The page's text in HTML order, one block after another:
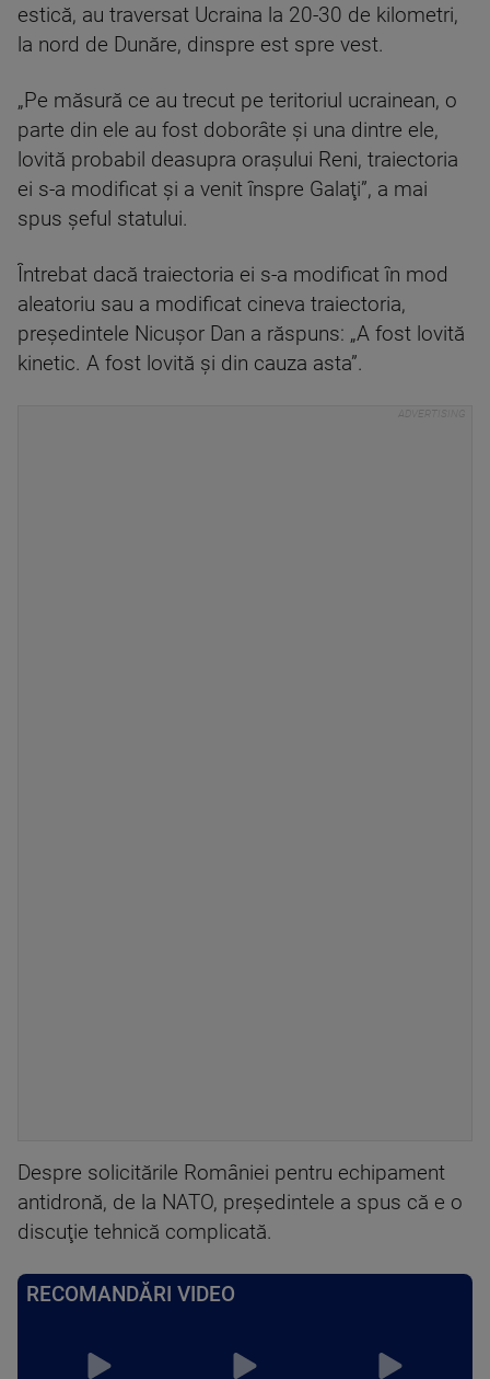
estică, au traversat Ucraina la 20-30 de kilometri,
la nord de Dunăre, dinspre est spre vest.
„Pe măsură ce au trecut pe teritoriul ucrainean, o
parte din ele au fost doborâte şi una dintre ele,
lovită probabil deasupra oraşului Reni, traiectoria
ei s-a modificat şi a venit înspre Galaţi”, a mai
spus şeful statului.
Întrebat dacă traiectoria ei s-a modificat în mod
aleatoriu sau a modificat cineva traiectoria,
preşedintele Nicuşor Dan a răspuns: „A fost lovită
kinetic. A fost lovită şi din cauza asta”.
Despre solicitările României pentru echipament
antidronă, de la NATO, preşedintele a spus că e o
discuţie tehnică complicată.
RECOMANDĂRI VIDEO